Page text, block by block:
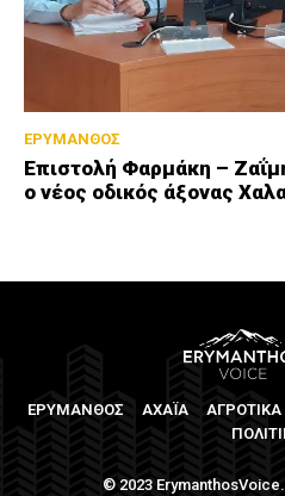
ΕΡΥΜΑΝΘΟΣ
Επιστολή Φαρμάκη –
ο νέος οδικός άξονας
ΕΡΥΜΑΝΘΟΣ ΑΧΑΪΑ ΑΓΡΟΤΙΚΑ
© 2023